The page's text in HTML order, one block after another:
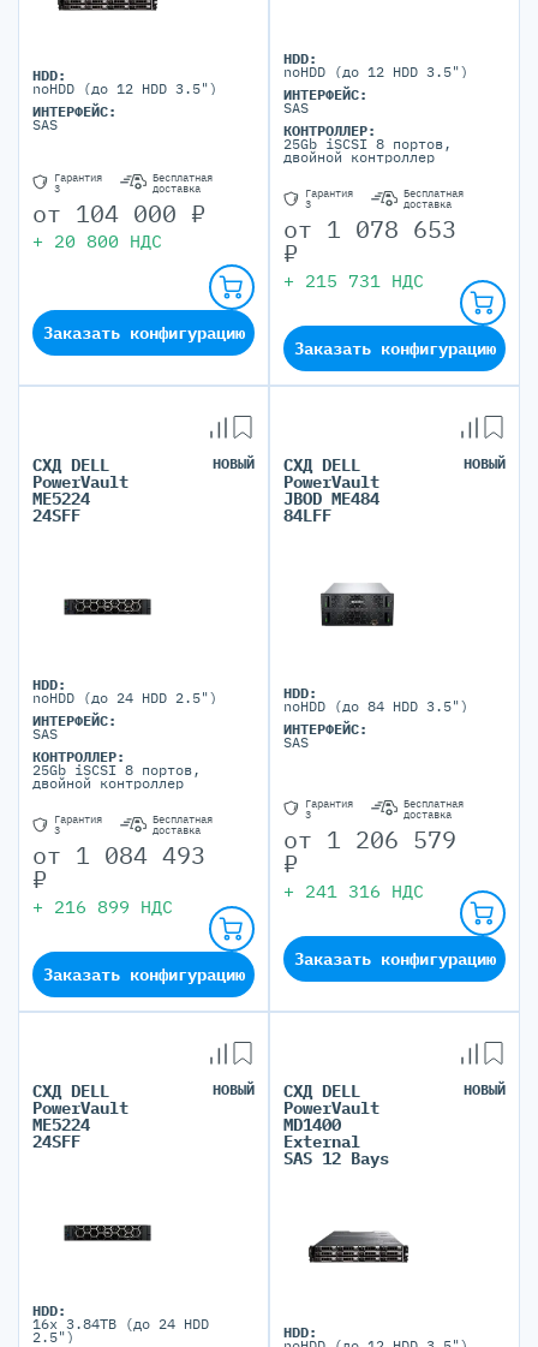
HDD:
noHDD (до 12 HDD 3.5")
ИНТЕРФЕЙС:
SAS
Гарантия
3
Бесплатная
доставка
от 104 000 ₽
+ 20 800 НДС
Заказать конфигурацию
HDD:
noHDD (до 12 HDD 3.5")
ИНТЕРФЕЙС:
SAS
КОНТРОЛЛЕР:
25Gb iSCSI 8 портов,
двойной контроллер
Гарантия
3
Бесплатная
доставка
от 1 078 653
₽
+ 215 731 НДС
Заказать конфигурацию
СХД DELL
PowerVault
ME5224
24SFF
НОВЫЙ
HDD:
noHDD (до 24 HDD 2.5")
ИНТЕРФЕЙС:
SAS
КОНТРОЛЛЕР:
25Gb iSCSI 8 портов,
двойной контроллер
Гарантия
3
Бесплатная
доставка
от 1 084 493
₽
+ 216 899 НДС
Заказать конфигурацию
СХД DELL
PowerVault
JBOD ME484
84LFF
НОВЫЙ
HDD:
noHDD (до 84 HDD 3.5")
ИНТЕРФЕЙС:
SAS
Гарантия
3
Бесплатная
доставка
от 1 206 579
₽
+ 241 316 НДС
Заказать конфигурацию
СХД DELL
PowerVault
ME5224
24SFF
НОВЫЙ
HDD:
16x 3.84TB (до 24 HDD
2.5")
СХД DELL
PowerVault
MD1400
External
SAS 12 Bays
НОВЫЙ
HDD: